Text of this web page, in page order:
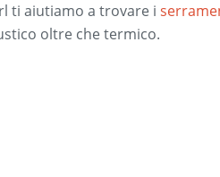
ti aiutiamo a trovare i
oltre che termico.